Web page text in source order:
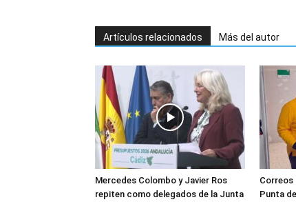
Artículos relacionados Más del autor
Mercedes Colombo y Javier Ros
repiten como delegados de la Junta
Correos
Punta